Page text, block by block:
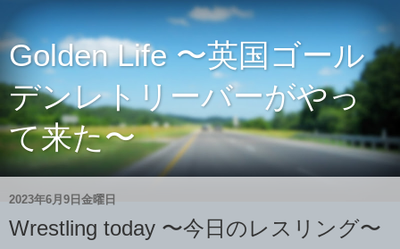
Golden Life 〜英国ゴール
デンレトリーバーがやっ
て来た〜
2023年6月9日金曜日
Wrestling today 〜今日のレスリング〜